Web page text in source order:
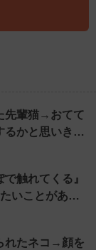
先輩猫→おてて
るかと思いき…
触れてくる』
いことがあ…
れたネコ→顔を